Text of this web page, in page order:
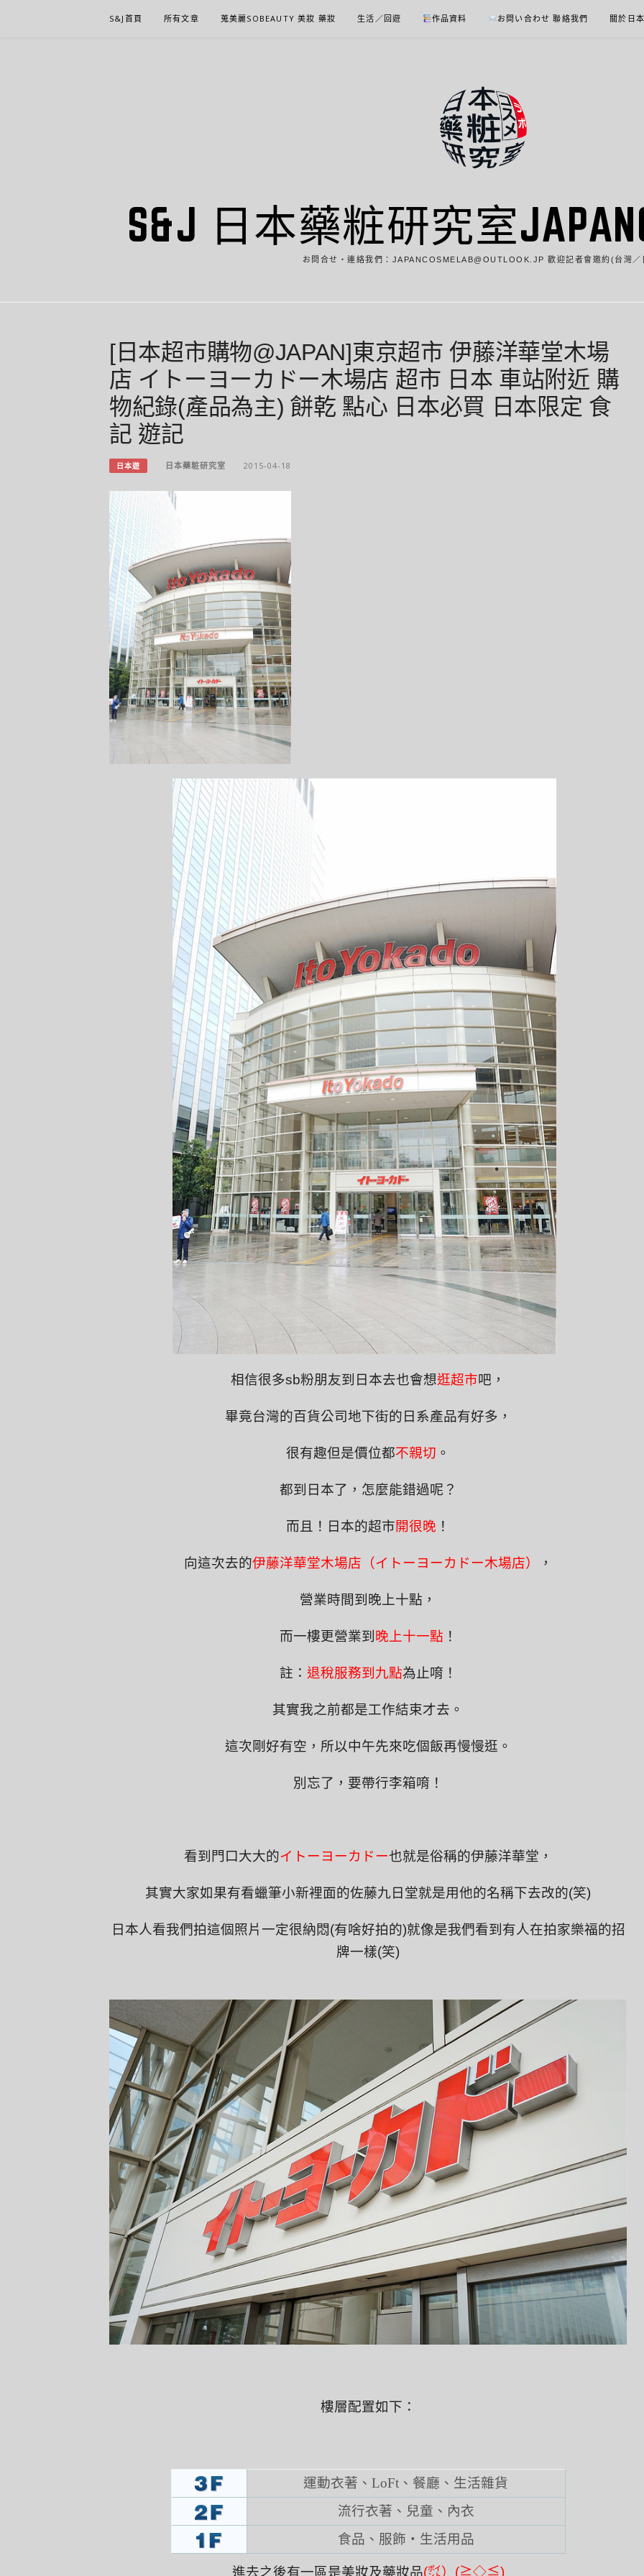
S&J首頁 所有文章 蒐美麗SOBEAUTY 美妝 藥妝 生活／回遊 作品資料 お問い合わせ 聯絡我們 關於日
S&J 日本藥粧研究室
お問合せ・連絡我們：JAPANCOSMELAB@OUTLOOK.JP 歡迎記者會邀約(台灣／
[日本超市購物@JAPAN]東京超市 伊藤洋華堂木場
店 イトーヨーカドー木場店 超市 日本 車站附近 購
物紀錄(產品為主) 餅乾 點心 日本必買 日本限定 食
記 遊記
日本遊 日本藥粧研究室 2015-04-18
相信很多sb粉朋友到日本去也會想逛超市吧，
畢竟台灣的百貨公司地下街的日系產品有好多，
很有趣但是價位都不親切 。
都到日本了，怎麼能錯過呢？
而且！日本的超市開很晚 ！
向這次去的伊藤洋華堂木場店（イトーヨーカドー木場店） ，
營業時間到晚上十點，
而一樓更營業到 晚上十一點 ！
註： 退稅服務到九點為止唷！
其實我之前都是工作結束才去。
這次剛好有空，所以中午先來吃個飯再慢慢逛。
別忘了，要帶行李箱唷！
看到門口大大的イトーヨーカドー也就是俗稱的伊藤洋華堂 ，
其實大家如果有看蠟筆小新裡面的佐藤九日堂就是用他的名稱下去改的(笑)
日本人看我們拍這個照片一定很納悶(有啥好拍的)就像是我們看到有人在拍家樂福的招
牌一樣(笑)
樓層配置如下：
運動衣著、LoFt、餐廳、生活雜貨
流行衣著、兒童、內衣
食品、服飾・生活用品
進去之後有一區是美妝及藥妝品(㌽）(≧◇≦)